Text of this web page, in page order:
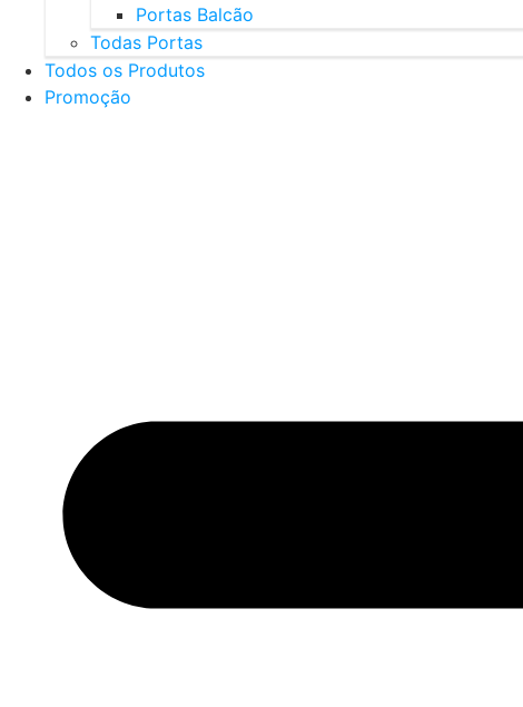
Portas Balcão
Todas Portas
Todos os Produtos
Promoção